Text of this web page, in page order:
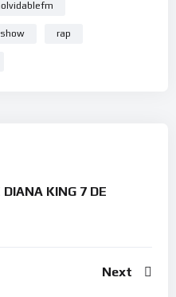
rap
DIANA KING 7 DE
Next